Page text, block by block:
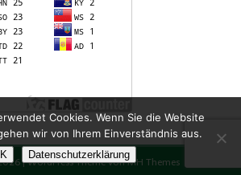
| WordPress Theme vonMH Themes
Cookies. Wenn Sie die Website
wir von Ihrem Einverständnis aus.
Datenschutzerklärung